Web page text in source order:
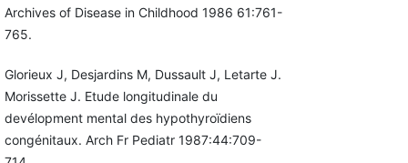
Archives of Disease in Childhood 1986 61:761-
765.
Glorieux J, Desjardins M, Dussault J, Letarte J.
Morissette J. Etude longitudinale du
devélopment mental des hypothyroïdiens
congénitaux. Arch Fr Pediatr 1987:44:709-